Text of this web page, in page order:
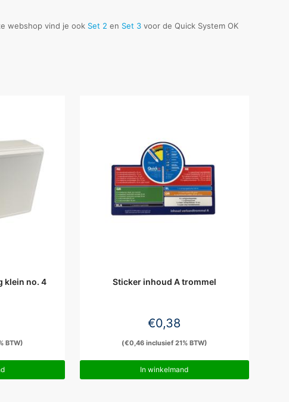
webshop vind je ook Set 2 en Set 3 voor de Quick System OK
klein no. 4
BTW)
Sticker inhoud A trommel
€0,38
(€0,46inclusief 21% BTW)
In winkelmand